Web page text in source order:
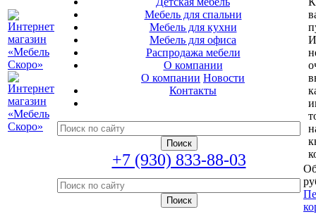
Мебель для спальни
Мебель для кухни
Мебель для офиса
Распродажа мебели
О компании
О компании Новости
Контакты
+7 (930) 833-88-03